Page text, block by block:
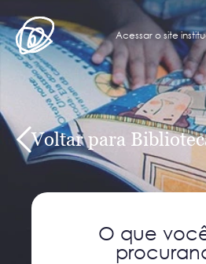
Acessar o site
Voltar para
O que